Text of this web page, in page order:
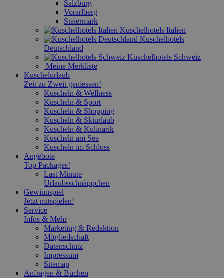
Salzburg
Vorarlberg
Steiermark
Kuschelhotels Italien
Kuschelhotels
Deutschland
Kuschelhotels Schweiz
Meine Merkliste
Kuschelurlaub
Zeit zu Zweit geniessen!
Kuscheln & Wellness
Kuscheln & Sport
Kuscheln & Shopping
Kuscheln & Skiurlaub
Kuscheln & Kulinarik
Kuscheln am See
Kuscheln im Schloss
Angebote
Top Packages!
Last Minute
Urlaubsschnäppchen
Gewinnspiel
Jetzt mitspielen!
Service
Infos & Mehr
Marketing & Redaktion
Mitgliedschaft
Datenschutz
Impressum
Sitemap
Anfragen & Buchen